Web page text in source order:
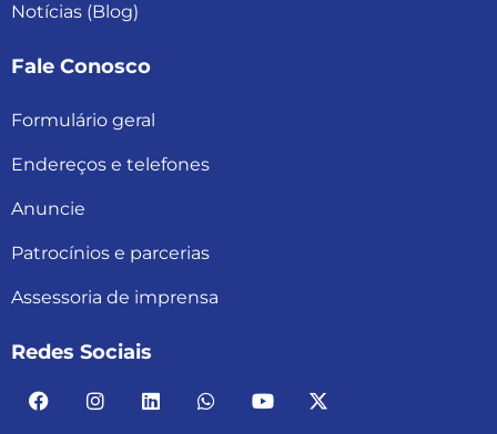
Notícias (Blog)
Fale Conosco
Formulário geral
Endereços e telefones
Anuncie
Patrocínios e parcerias
Assessoria de imprensa
Redes Sociais